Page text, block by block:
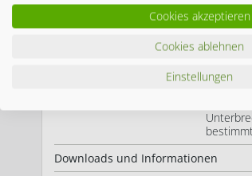
Variationsmöglichkeiten
Die
Downloads und Informationen
Cookies akzeptieren
Cookies ablehnen
Einstellungen